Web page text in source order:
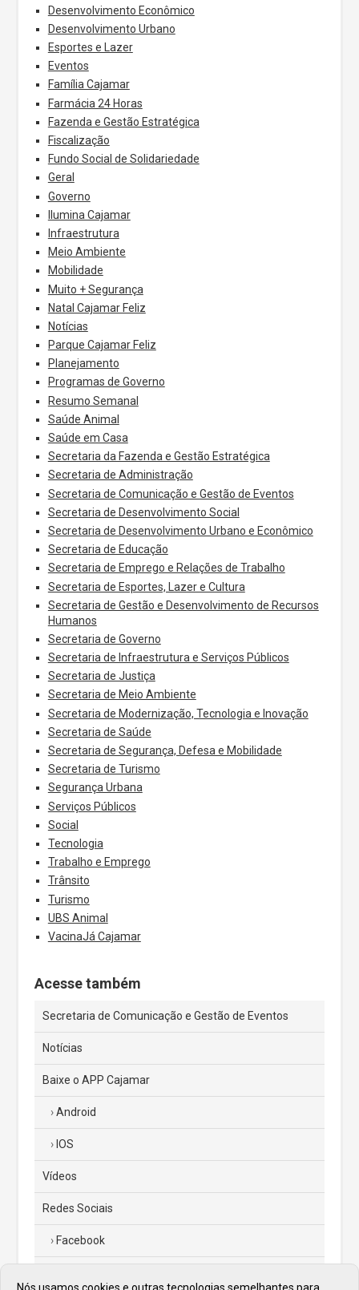
Desenvolvimento Econômico
Desenvolvimento Urbano
Esportes e Lazer
Eventos
Família Cajamar
Farmácia 24 Horas
Fazenda e Gestão Estratégica
Fiscalização
Fundo Social de Solidariedade
Geral
Governo
Ilumina Cajamar
Infraestrutura
Meio Ambiente
Mobilidade
Muito + Segurança
Natal Cajamar Feliz
Notícias
Parque Cajamar Feliz
Planejamento
Programas de Governo
Resumo Semanal
Saúde Animal
Saúde em Casa
Secretaria da Fazenda e Gestão Estratégica
Secretaria de Administração
Secretaria de Comunicação e Gestão de Eventos
Secretaria de Desenvolvimento Social
Secretaria de Desenvolvimento Urbano e Econômico
Secretaria de Educação
Secretaria de Emprego e Relações de Trabalho
Secretaria de Esportes, Lazer e Cultura
Secretaria de Gestão e Desenvolvimento de Recursos
Humanos
Secretaria de Governo
Secretaria de Infraestrutura e Serviços Públicos
Secretaria de Justiça
Secretaria de Meio Ambiente
Secretaria de Modernização, Tecnologia e Inovação
Secretaria de Saúde
Secretaria de Segurança, Defesa e Mobilidade
Secretaria de Turismo
Segurança Urbana
Serviços Públicos
Social
Tecnologia
Trabalho e Emprego
Trânsito
Turismo
UBS Animal
VacinaJá Cajamar
Acesse também
Secretaria de Comunicação e Gestão de Eventos
Notícias
Baixe o APP Cajamar
Android
IOS
Vídeos
Redes Sociais
Facebook